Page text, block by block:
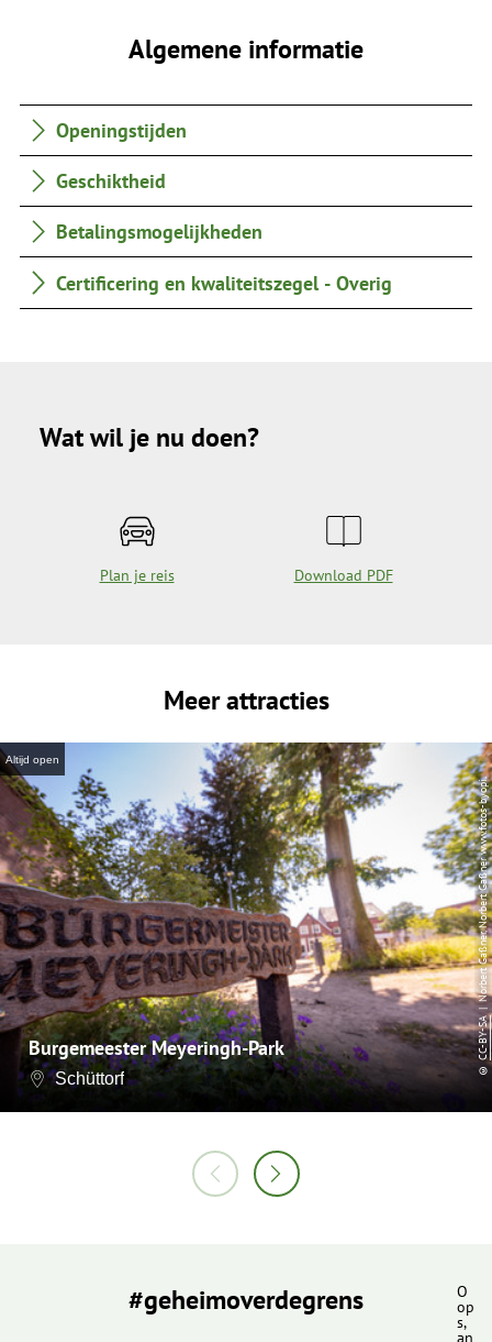
Algemene informatie
Openingstijden
Geschiktheid
Betalingsmogelijkheden
Certificering en kwaliteitszegel - Overig
Wat wil je nu doen?
Plan je reis Download PDF
Meer attracties
Altijd open
Burgemeester Meyeringh-Park
Schüttorf ©
CC-BY-SA
| Norbert Gaßner, Norbert Gaßner www.fotos-byopi.
#geheimoverdegrens O
op
s,
an